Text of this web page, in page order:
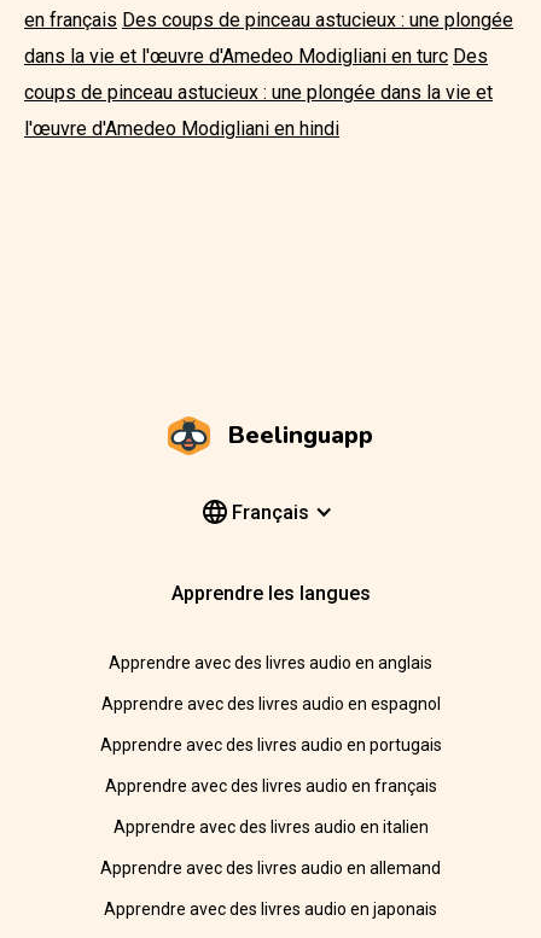
en français Des coups de pinceau astucieux : une plongée
dans la vie et l'œuvre d'Amedeo Modigliani en turc Des
coups de pinceau astucieux : une plongée dans la vie et
l'œuvre d'Amedeo Modigliani en hindi
Beelinguapp
Français
Apprendre les langues
Apprendre avec des livres audio en anglais
Apprendre avec des livres audio en espagnol
Apprendre avec des livres audio en portugais
Apprendre avec des livres audio en français
Apprendre avec des livres audio en italien
Apprendre avec des livres audio en allemand
Apprendre avec des livres audio en japonais